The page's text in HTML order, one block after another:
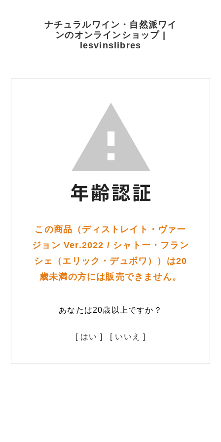
ナチュラルワイン・自然派ワイ
ンのオンラインショップ |
lesvinslibres
この商品（ディストレイト・ヴァー
ジョン Ver.2022 / シャトー・フラン
シェ（エリック・デュボワ））は20
歳未満の方には販売できません。
あなたは20歳以上ですか？
[ はい ] [ いいえ ]